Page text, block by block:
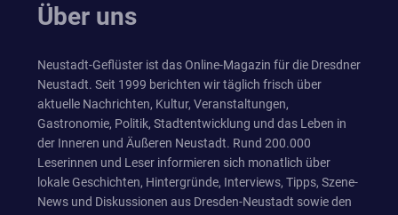
Über uns
Neustadt-Geflüster ist das Online-Magazin für die Dresdner
Neustadt. Seit 1999 berichten wir täglich frisch über
aktuelle Nachrichten, Kultur, Veranstaltungen,
Gastronomie, Politik, Stadtentwicklung und das Leben in
der Inneren und Äußeren Neustadt. Rund 200.000
Leserinnen und Leser informieren sich monatlich über
lokale Geschichten, Hintergründe, Interviews, Tipps, Szene-
News und Diskussionen aus Dresden-Neustadt sowie den